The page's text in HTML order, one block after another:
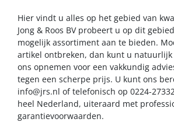
Hier vindt u alles op het gebied van
Jong & Roos BV probeert u op dit
mogelijk assortiment aan te bieden.
artikel ontbreken, dan kunt u
ons opnemen voor een vakkundig
tegen een scherpe prijs. U kunt ons
info@jrs.nl of telefonisch op 0224-
heel Nederland, uiteraard met
garantievoorwaarden.